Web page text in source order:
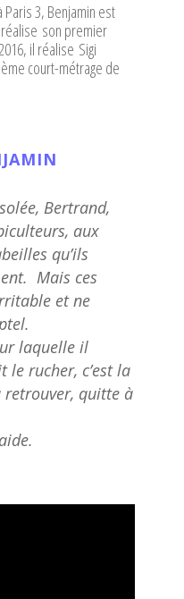
3, Benjamin est
réalise son premier
il réalise Sigi
court-métrage de
Bertrand,
aux
qu’ils
Mais ces
et ne
laquelle il
le rucher, c’est la
quitte à